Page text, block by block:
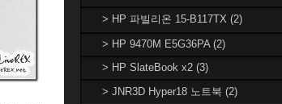
> HP 파빌리온 15-B117TX (2)
> HP 9470M E5G36PA (2)
> HP SlateBook x2 (3)
> JNR3D Hyper18 노트북 (2)